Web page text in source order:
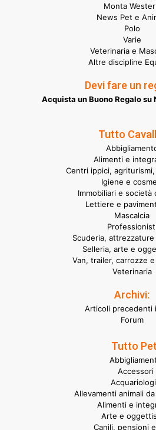
Monta
News Pet e
Polo
Varie
Veterinaria e
Altre discipline
Devi fare un
Acquista un Buono Regalo
Tutto
Alimenti e
Centri ippici,
Igiene e
Immobiliari e società
Lettiere e
Mascalcia
Scuderia,
Selleria, arte e
Van, trailer, carrozze
Veterinaria
Archivi:
Articoli precedenti
Forum
Tutto
Accessori
Allevamenti animali
Alimenti e
Arte e
Canili, pensioni